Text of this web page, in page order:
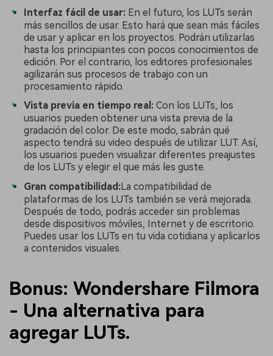
Interfaz fácil de usar: En el futuro, los LUTs serán
más sencillos de usar. Esto hará que sean más fáciles
de usar y aplicar en los proyectos. Podrán utilizarlas
hasta los principiantes con pocos conocimientos de
edición. Por el contrario, los editores profesionales
agilizarán sus procesos de trabajo con un
procesamiento rápido.
Vista previa en tiempo real: Con los LUTs, los
usuarios pueden obtener una vista previa de la
gradación del color. De este modo, sabrán qué
aspecto tendrá su video después de utilizar LUT. Así,
los usuarios pueden visualizar diferentes preajustes
de los LUTs y elegir el que más les guste.
Gran compatibilidad:La compatibilidad de
plataformas de los LUTs también se verá mejorada.
Después de todo, podrás acceder sin problemas
desde dispositivos móviles, Internet y de escritorio.
Puedes usar los LUTs en tu vida cotidiana y aplicarlos
a contenidos visuales.
Bonus: Wondershare Filmora
- Una alternativa para
agregar LUTs.